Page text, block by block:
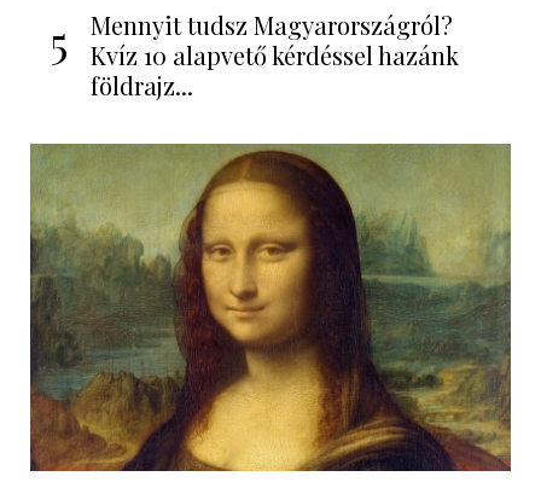
5
Mennyit tudsz Magyarországról?
Kvíz 10 alapvető kérdéssel hazánk
földrajz...